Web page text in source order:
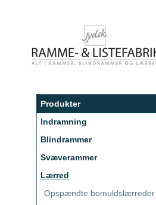
Produkter
Indramning
Blindrammer
Svæverammer
Lærred
Opspændte bomuldslærreder